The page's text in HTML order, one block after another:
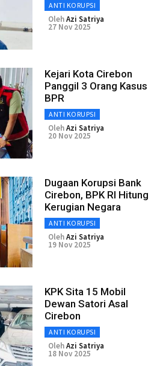
ANTI KORUPSI
OlehAzi Satriya
27 Nov 2025
Kejari Kota Cirebon
Panggil 3 Orang Kasus
BPR
ANTI KORUPSI
OlehAzi Satriya
20 Nov 2025
Dugaan Korupsi Bank
Cirebon, BPK RI Hitung
Kerugian Negara
ANTI KORUPSI
OlehAzi Satriya
19 Nov 2025
KPK Sita 15 Mobil
Dewan Satori Asal
Cirebon
ANTI KORUPSI
OlehAzi Satriya
18 Nov 2025